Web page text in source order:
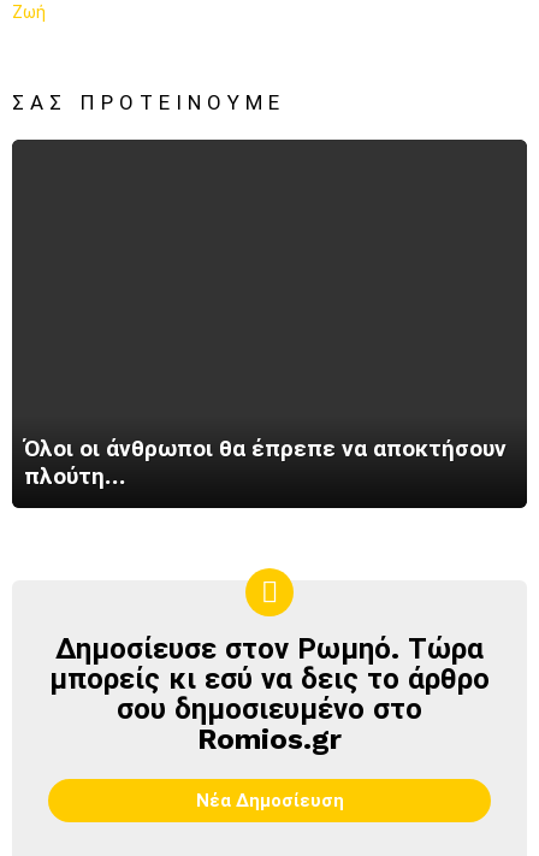
ΣΑΣ ΠΡΟΤΕΊΝΟΥΜΕ
Όλοι οι άνθρωποι θα έπρεπε να αποκτήσουν
πλούτη…
ΔΗΜΟΣΊΕΥΣΕ
ΣΤΟΝ
ΡΩΜΗΌ
Δημοσίευσε στον Ρωμηό. Τώρα
μπορείς κι εσύ να δεις το άρθρο
σου δημοσιευμένο στο
Romios.gr
Νέα Δημοσίευση